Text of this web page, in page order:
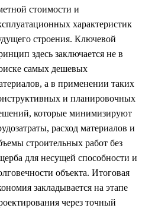
стоимости и
характеристик
строения. Ключевой
здесь заключается не в
самых дешевых
а в применении таких
и планировочных
которые минимизируют
расход материалов и
строительных работ без
для несущей способности и
объекта. Итоговая
закладывается на этапе
через точный